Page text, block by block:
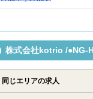
株式会社kotrio /●NG-
同じエリアの求人